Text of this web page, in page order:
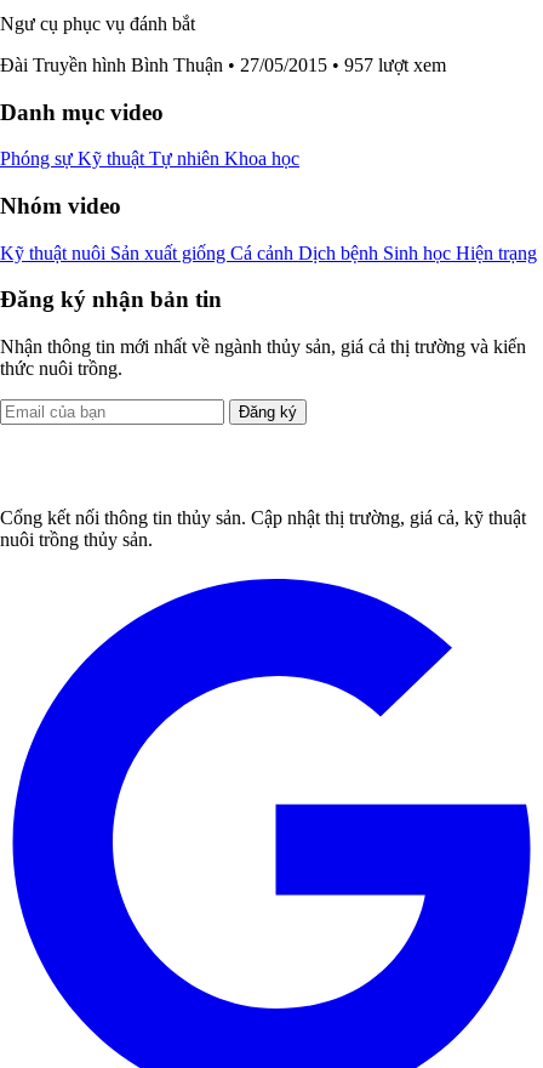
Ngư cụ phục vụ đánh bắt
Đài Truyền hình Bình Thuận • 27/05/2015 • 957 lượt xem
Danh mục video
Phóng sự Kỹ thuật Tự nhiên Khoa học
Nhóm video
Kỹ thuật nuôi Sản xuất giống Cá cảnh Dịch bệnh Sinh học Hiện trạng
Đăng ký nhận bản tin
Nhận thông tin mới nhất về ngành thủy sản, giá cả thị trường và kiến
thức nuôi trồng.
Đăng ký
Cổng kết nối thông tin thủy sản. Cập nhật thị trường, giá cả, kỹ thuật
nuôi trồng thủy sản.